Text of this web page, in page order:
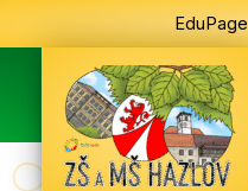
na
EduPage